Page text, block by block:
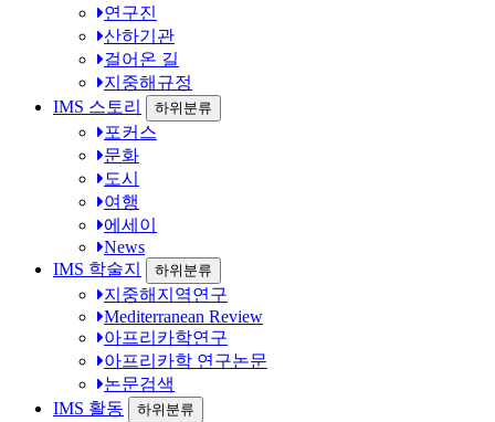
연구진
산하기관
걸어온 길
지중해규정
IMS 스토리
하위분류
포커스
문화
도시
여행
에세이
News
IMS 학술지
하위분류
지중해지역연구
Mediterranean Review
아프리카학연구
아프리카학 연구논문
논문검색
IMS 활동
하위분류